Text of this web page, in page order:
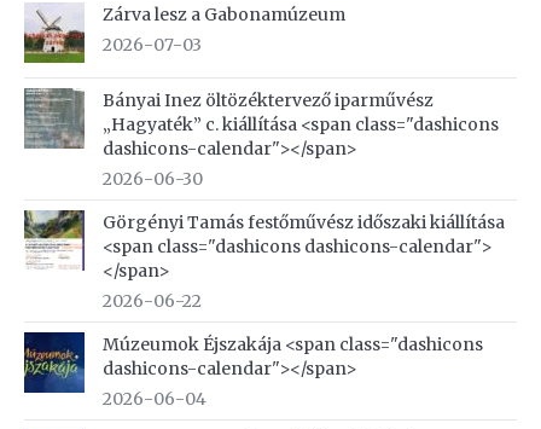
Zárva lesz a Gabonamúzeum
2026-07-03
Bányai Inez öltözéktervező iparművész
„Hagyaték” c. kiállítása <span class="dashicons
dashicons-calendar"></span>
2026-06-30
Görgényi Tamás festőművész időszaki kiállítása
<span class="dashicons dashicons-calendar">
</span>
2026-06-22
Múzeumok Éjszakája <span class="dashicons
dashicons-calendar"></span>
2026-06-04